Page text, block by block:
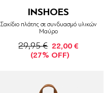
INSHOES
Σακίδιο πλάτης σε συνδυασμό υλικών
Μαύρο
29,95 € 22,00 €
(27% OFF)